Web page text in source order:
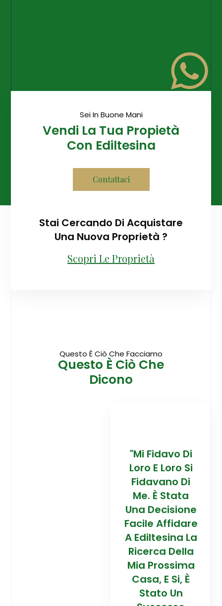
Sei In Buone Mani
Vendi La Tua Propietà
Con Ediltesina
Contattaci
Stai Cercando Di Acquistare
Una Nuova Proprietà ?
Scopri Le Proprietà
Questo È Ciò Che Facciamo
Questo È Ciò Che
Dicono
"Mi Fidavo Di
Loro E Loro Si
Fidavano Di
Me. È Stata
Una Decisione
Facile Affidare
A Ediltesina La
Ricerca Della
Mia Prossima
Casa, E Si, È
Stato Un